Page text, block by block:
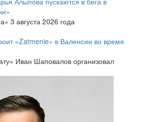
3 августа 2026 года
«Zatmenie» в Валенсии во время
Иван Шаповалов организовал